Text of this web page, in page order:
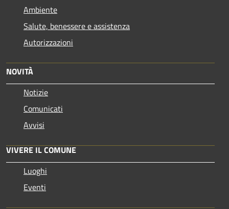
Ambiente
Salute, benessere e assistenza
Autorizzazioni
NOVITÀ
Notizie
Comunicati
Avvisi
VIVERE IL COMUNE
Luoghi
Eventi